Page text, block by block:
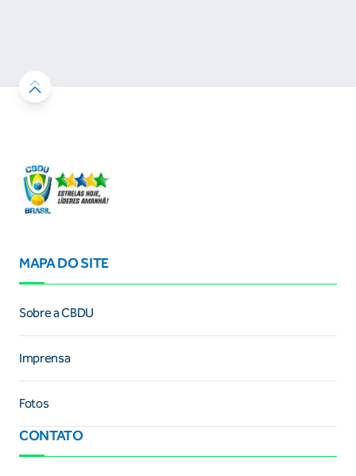
MAPA DO SITE
Sobre a CBDU
Imprensa
Fotos
CONTATO